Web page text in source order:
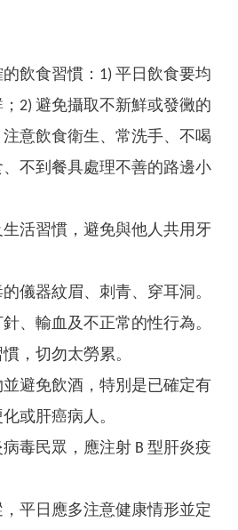
飲食習慣：1) 平日飲食要均
2) 避免攝取不新鮮或發黴的
注意飲食衛生、常洗手、不喝
不到餐具處理不善的路邊小
活習慣，避免與他人共用牙
儀器紋眉、刺青、穿耳洞。
、輸血及不正常的性行為。
，切勿太勞累。
避免飲酒，特別是已確定有
或肝癌病人。
毒民眾，應注射 B 型肝炎疫
平日應多注意健康情形並定